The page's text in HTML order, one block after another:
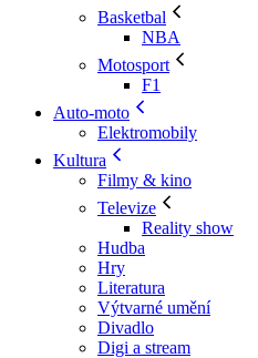
Basketbal
NBA
Motosport
F1
Auto-moto
Elektromobily
Kultura
Filmy & kino
Televize
Reality show
Hudba
Hry
Literatura
Výtvarné umění
Divadlo
Digi a stream